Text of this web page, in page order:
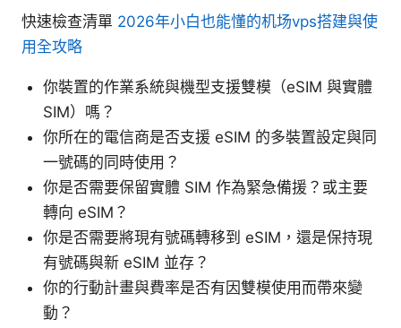
快速檢查清單 2026年小白也能懂的机场vps搭建與使
用全攻略
你裝置的作業系統與機型支援雙模（eSIM 與實體
SIM）嗎？
你所在的電信商是否支援 eSIM 的多裝置設定與同
一號碼的同時使用？
你是否需要保留實體 SIM 作為緊急備援？或主要
轉向 eSIM？
你是否需要將現有號碼轉移到 eSIM，還是保持現
有號碼與新 eSIM 並存？
你的行動計畫與費率是否有因雙模使用而帶來變
動？